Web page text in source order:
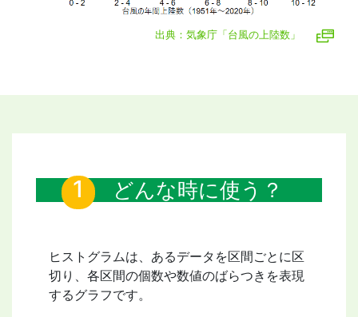
出典：気象庁「台風の上陸数」
どんな時に使う？
ヒストグラムは、あるデータを区間ごとに区
切り、各区間の個数や数値のばらつきを表現
するグラフです。